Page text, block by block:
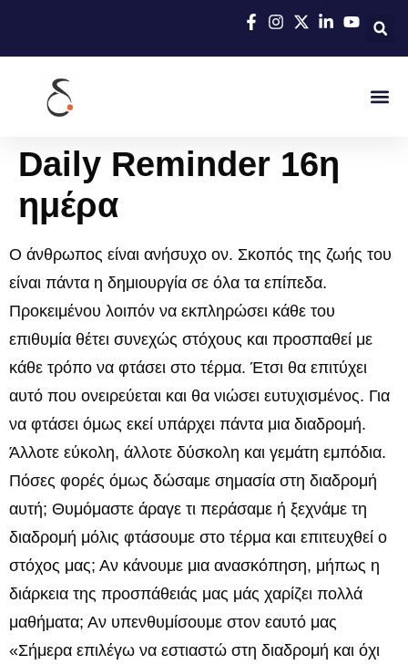
Daily Reminder 16η
ημέρα
Ο άνθρωπος είναι ανήσυχο ον. Σκοπός της ζωής του
είναι πάντα η δημιουργία σε όλα τα επίπεδα.
Προκειμένου λοιπόν να εκπληρώσει κάθε του
επιθυμία θέτει συνεχώς στόχους και προσπαθεί με
κάθε τρόπο να φτάσει στο τέρμα. Έτσι θα επιτύχει
αυτό που ονειρεύεται και θα νιώσει ευτυχισμένος. Για
να φτάσει όμως εκεί υπάρχει πάντα μια διαδρομή.
Άλλοτε εύκολη, άλλοτε δύσκολη και γεμάτη εμπόδια.
Πόσες φορές όμως δώσαμε σημασία στη διαδρομή
αυτή; Θυμόμαστε άραγε τι περάσαμε ή ξεχνάμε τη
διαδρομή μόλις φτάσουμε στο τέρμα και επιτευχθεί ο
στόχος μας; Αν κάνουμε μια ανασκόπηση, μήπως η
διάρκεια της προσπάθειάς μας μάς χαρίζει πολλά
μαθήματα; Αν υπενθυμίσουμε στον εαυτό μας
«Σήμερα επιλέγω να εστιαστώ στη διαδρομή και όχι